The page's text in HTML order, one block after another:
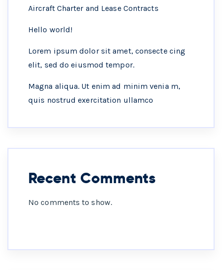
Aircraft Charter and Lease Contracts
Hello world!
Lorem ipsum dolor sit amet, consecte cing
elit, sed do eiusmod tempor.
Magna aliqua. Ut enim ad minim venia m,
quis nostrud exercitation ullamco
Recent Comments
No comments to show.